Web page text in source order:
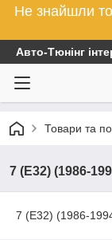
Не знайшли
Авто-Тюнінг
Товари та
7 (Е32) (1986-
7 (Е32) (1986-